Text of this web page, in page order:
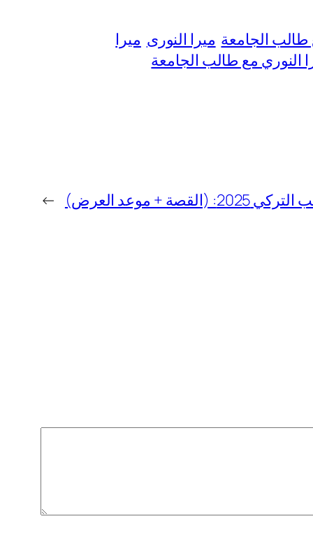
طالب الجامعة ميرا النورى ميرا
النوري مع طالب الجامعة
+ موعد العرض) →